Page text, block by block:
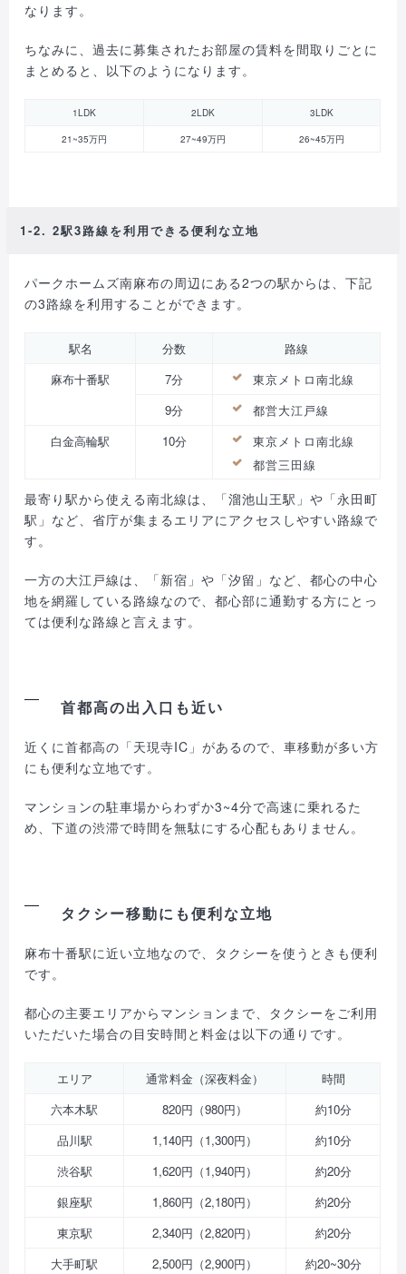
なります。
ちなみに、過去に募集されたお部屋の賃料を間取りごとに
まとめると、以下のようになります。
1LDK 2LDK 3LDK
21~35万円 27~49万円 26~45万円
1-2. 2駅3路線を利用できる便利な立地
パークホームズ南麻布の周辺にある2つの駅からは、下記
の3路線を利用することができます。
駅名 分数
路線
麻布十番駅
7分
東京メトロ南北線
9分
都営大江戸線
白金高輪駅
10分
東京メトロ南北線
都営三田線
最寄り駅から使える南北線は、「溜池山王駅」や「永田町
駅」など、省庁が集まるエリアにアクセスしやすい路線で
す。
一方の大江戸線は、「新宿」や「汐留」など、都心の中心
地を網羅している路線なので、都心部に通勤する方にとっ
ては便利な路線と言えます。
首都高の出入口も近い
近くに首都高の「天現寺IC」があるので、車移動が多い方
にも便利な立地です。
マンションの駐車場からわずか3~4分で高速に乗れるた
め、下道の渋滞で時間を無駄にする心配もありません。
タクシー移動にも便利な立地
麻布十番駅に近い立地なので、タクシーを使うときも便利
です。
都心の主要エリアからマンションまで、タクシーをご利用
いただいた場合の目安時間と料金は以下の通りです。
エリア 通常料金（深夜料金）
時間
六本木駅
820円（980円）
約10分
品川駅
1,140円（1,300円）
約10分
渋谷駅
1,620円（1,940円）
約20分
銀座駅
1,860円（2,180円）
約20分
東京駅
2,340円（2,820円）
約20分
大手町駅
2,500円（2,900円）
約20~30分